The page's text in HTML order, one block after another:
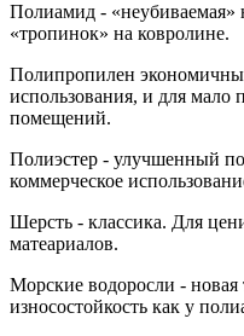
Полиамид - «неубиваемая»
«тропинок» на ковролине.
Полипропилен
использования, и для
помещений.
Полиэстер - улучшенный
коммерческое
Шерсть - классика. Для
матеариалов.
Морские водоросли - новая
износостойкость как у